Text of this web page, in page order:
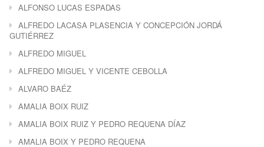
ALFONSO LUCAS ESPADAS
ALFREDO LACASA PLASENCIA Y CONCEPCIÓN JORDÁ
GUTIÉRREZ
ALFREDO MIGUEL
ALFREDO MIGUEL Y VICENTE CEBOLLA
ALVARO BAÉZ
AMALIA BOIX RUIZ
AMALIA BOIX RUIZ Y PEDRO REQUENA DÍAZ
AMALIA BOIX Y PEDRO REQUENA